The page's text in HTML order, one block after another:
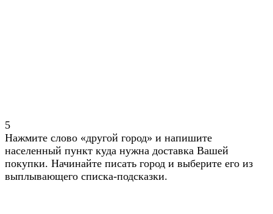
5
Нажмите слово «другой город» и напишите
населенный пункт куда нужна доставка Вашей
покупки. Начинайте писать город и выберите его из
выплывающего списка-подсказки.